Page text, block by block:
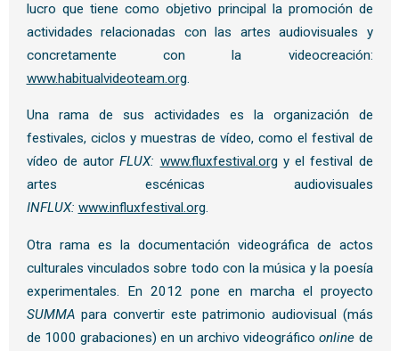
lucro que tiene como objetivo principal la promoción de
actividades relacionadas con las artes audiovisuales y
concretamente con la videocreación:
www.habitualvideoteam.org.
Una rama de sus actividades es la organización de
festivales, ciclos y muestras de vídeo, como el festival de
vídeo de autorFLUX: www.fluxfestival.org y el festival de
artes escénicas audiovisuales
INFLUX: www.influxfestival.org.
Otra rama es la documentación videográfica de actos
culturales vinculados sobre todo con la música y la poesía
experimentales. En 2012 pone en marcha el proyecto
SUMMA para convertir este patrimonio audiovisual (más
de 1000 grabaciones) en un archivo videográficoonline de